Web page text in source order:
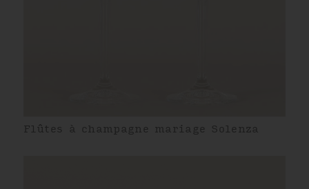
Flûtes à champagne mariage Solenza